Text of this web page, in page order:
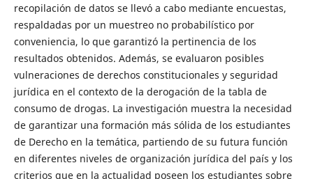
recopilación de datos se llevó a cabo mediante encuestas,
respaldadas por un muestreo no probabilístico por
conveniencia, lo que garantizó la pertinencia de los
resultados obtenidos. Además, se evaluaron posibles
vulneraciones de derechos constitucionales y seguridad
jurídica en el contexto de la derogación de la tabla de
consumo de drogas. La investigación muestra la necesidad
de garantizar una formación más sólida de los estudiantes
de Derecho en la temática, partiendo de su futura función
en diferentes niveles de organización jurídica del país y los
criterios que en la actualidad poseen los estudiantes sobre